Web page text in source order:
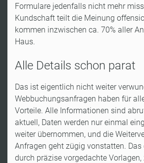
Formulare jedenfalls nicht mehr
Kundschaft teilt die Meinung
kommen inzwischen ca. 70% aller
Haus.
Alle Details schon parat
Das ist eigentlich nicht weiter
Webbuchungsanfragen haben für
Vorteile. Alle Informationen sind
aktuell, Daten werden nur einmal
weiter übernommen, und die
Anfragen geht zügig vonstatten.
durch präzise vorgedachte Vorlagen,